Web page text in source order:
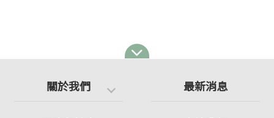
關於我們 最新消息